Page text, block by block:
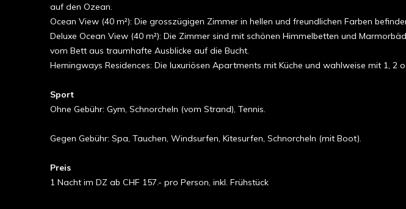
auf den Ozean.
Ocean View (40 m²): Die grosszügigen Zimmer in hellen und freundlichen Farben
Deluxe Ocean View (40 m²): Die Zimmer sind mit schönen Himmelbetten und
vom Bett aus traumhafte Ausblicke auf die Bucht.
Hemingways Residences: Die luxuriösen Apartments mit Küche und wahlweise mit 1, 2
Sport
Ohne Gebühr: Gym, Schnorcheln (vom Strand), Tennis.
Gegen Gebühr: Spa, Tauchen, Windsurfen, Kitesurfen, Schnorcheln (mit Boot).
Preis
1 Nacht im DZ ab CHF 157.- pro Person, inkl. Frühstück